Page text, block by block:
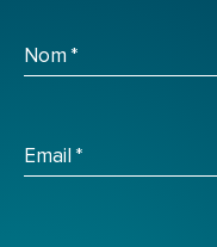
Nom *
Email *